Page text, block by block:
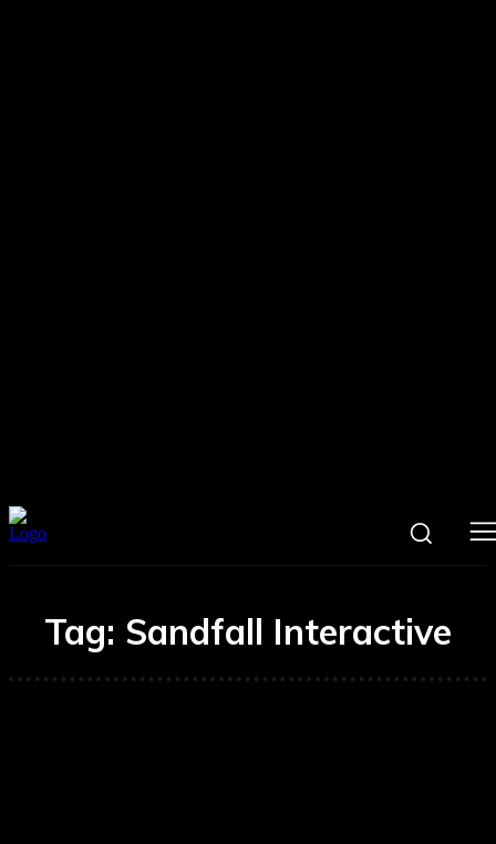
Tag: Sandfall Interactive